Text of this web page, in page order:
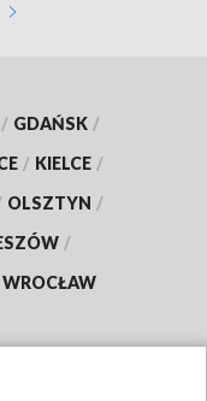
/ GDAŃSK /
/ KIELCE /
OLSZTYN /
/
WROCŁAW